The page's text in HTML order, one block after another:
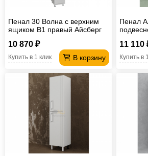
Пенал 30 Волна с верхним
ящиком В1 правый Айсберг
10 870 ₽
В корзину
Купить в 1 клик
Пенал
11 110
Купить в